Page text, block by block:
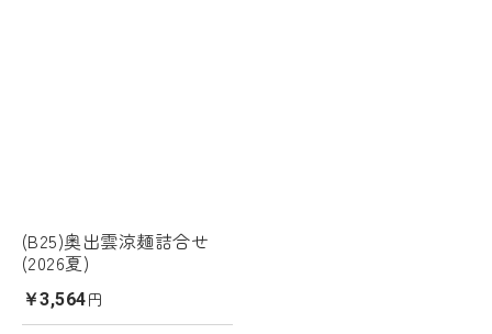
(B25)奥出雲涼麺詰合せ
(2026夏)
￥3,564円